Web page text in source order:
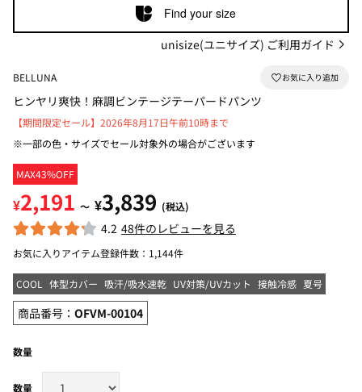
Find your size
unisize(ユニサイズ) ご利用ガイド
BELLUNA
ヒンヤリ爽快！麻調ビンテージテーパードパンツ
MAX43%OFF
【期間限定セール】2026年8月17日午前10時まで
※一部の色・サイズでセール対象外の場合がございます
¥2,191 ～ ¥3,839 (税込)
4.2 48件のレビューを見る
お気に入りアイテム登録件数： 1,144件
COOL 体型カバー 吸汗/吸水速乾 UV対策/UVカット 接触冷感 夏号
商品番号： OFVM-00104
数量